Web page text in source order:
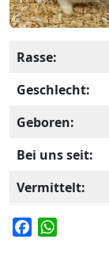
Rasse:
Geschlecht:
Geboren:
Bei uns seit:
Vermittelt: